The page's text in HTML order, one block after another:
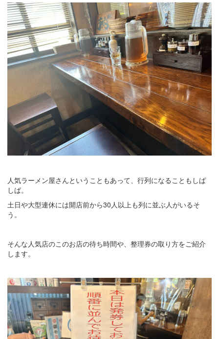
人気ラーメン屋さんということもあって、行列になることもしば
しば。
土日や大型連休には開店前から30人以上も列に並ぶ人がいるそ
う。
そんな人気店のこのお店の待ち時間や、整理券の取り方をご紹介
します。